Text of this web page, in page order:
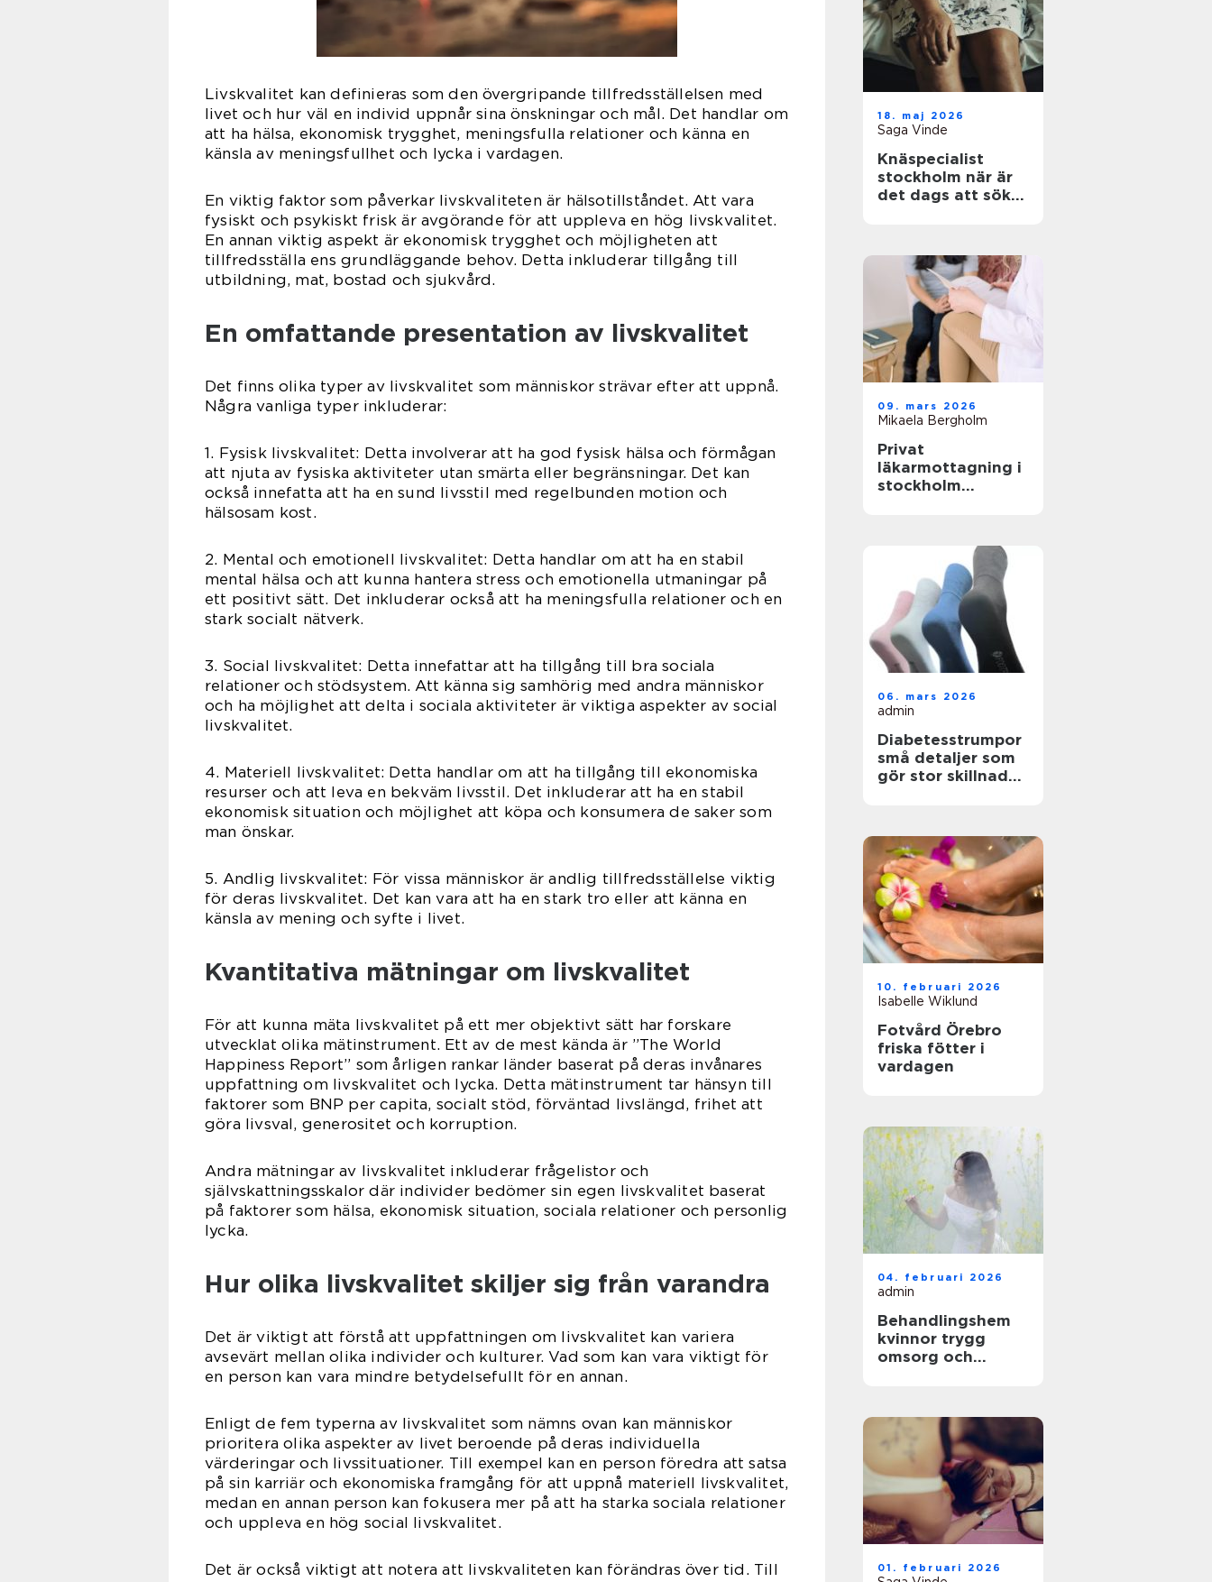
Livskvalitet kan definieras som den övergripande tillfredsställelsen med
livet och hur väl en individ uppnår sina önskningar och mål. Det handlar om
att ha hälsa, ekonomisk trygghet, meningsfulla relationer och känna en
känsla av meningsfullhet och lycka i vardagen.
En viktig faktor som påverkar livskvaliteten är hälsotillståndet. Att vara
fysiskt och psykiskt frisk är avgörande för att uppleva en hög livskvalitet.
En annan viktig aspekt är ekonomisk trygghet och möjligheten att
tillfredsställa ens grundläggande behov. Detta inkluderar tillgång till
utbildning, mat, bostad och sjukvård.
En omfattande presentation av livskvalitet
Det finns olika typer av livskvalitet som människor strävar efter att uppnå.
Några vanliga typer inkluderar:
1. Fysisk livskvalitet: Detta involverar att ha god fysisk hälsa och förmågan
att njuta av fysiska aktiviteter utan smärta eller begränsningar. Det kan
också innefatta att ha en sund livsstil med regelbunden motion och
hälsosam kost.
2. Mental och emotionell livskvalitet: Detta handlar om att ha en stabil
mental hälsa och att kunna hantera stress och emotionella utmaningar på
ett positivt sätt. Det inkluderar också att ha meningsfulla relationer och en
stark socialt nätverk.
3. Social livskvalitet: Detta innefattar att ha tillgång till bra sociala
relationer och stödsystem. Att känna sig samhörig med andra människor
och ha möjlighet att delta i sociala aktiviteter är viktiga aspekter av social
livskvalitet.
4. Materiell livskvalitet: Detta handlar om att ha tillgång till ekonomiska
resurser och att leva en bekväm livsstil. Det inkluderar att ha en stabil
ekonomisk situation och möjlighet att köpa och konsumera de saker som
man önskar.
5. Andlig livskvalitet: För vissa människor är andlig tillfredsställelse viktig
för deras livskvalitet. Det kan vara att ha en stark tro eller att känna en
känsla av mening och syfte i livet.
Kvantitativa mätningar om livskvalitet
För att kunna mäta livskvalitet på ett mer objektivt sätt har forskare
utvecklat olika mätinstrument. Ett av de mest kända är ”The World
Happiness Report” som årligen rankar länder baserat på deras invånares
uppfattning om livskvalitet och lycka. Detta mätinstrument tar hänsyn till
faktorer som BNP per capita, socialt stöd, förväntad livslängd, frihet att
göra livsval, generositet och korruption.
Andra mätningar av livskvalitet inkluderar frågelistor och
självskattningsskalor där individer bedömer sin egen livskvalitet baserat
på faktorer som hälsa, ekonomisk situation, sociala relationer och personlig
lycka.
Hur olika livskvalitet skiljer sig från varandra
Det är viktigt att förstå att uppfattningen om livskvalitet kan variera
avsevärt mellan olika individer och kulturer. Vad som kan vara viktigt för
en person kan vara mindre betydelsefullt för en annan.
Enligt de fem typerna av livskvalitet som nämns ovan kan människor
prioritera olika aspekter av livet beroende på deras individuella
värderingar och livssituationer. Till exempel kan en person föredra att satsa
på sin karriär och ekonomiska framgång för att uppnå materiell livskvalitet,
medan en annan person kan fokusera mer på att ha starka sociala relationer
och uppleva en hög social livskvalitet.
Det är också viktigt att notera att livskvaliteten kan förändras över tid. Till
18. maj 2026
Saga Vinde
Knäspecialist
stockholm när är
det dags att söka
09. mars 2026
Mikaela Bergholm
Privat
läkarmottagning i
stockholm
06. mars 2026
admin
Diabetesstrumpor
små detaljer som
gör stor skillnad
10. februari 2026
Isabelle Wiklund
Fotvård Örebro
friska fötter i
vardagen
04. februari 2026
admin
Behandlingshem
kvinnor trygg
omsorg och
01. februari 2026